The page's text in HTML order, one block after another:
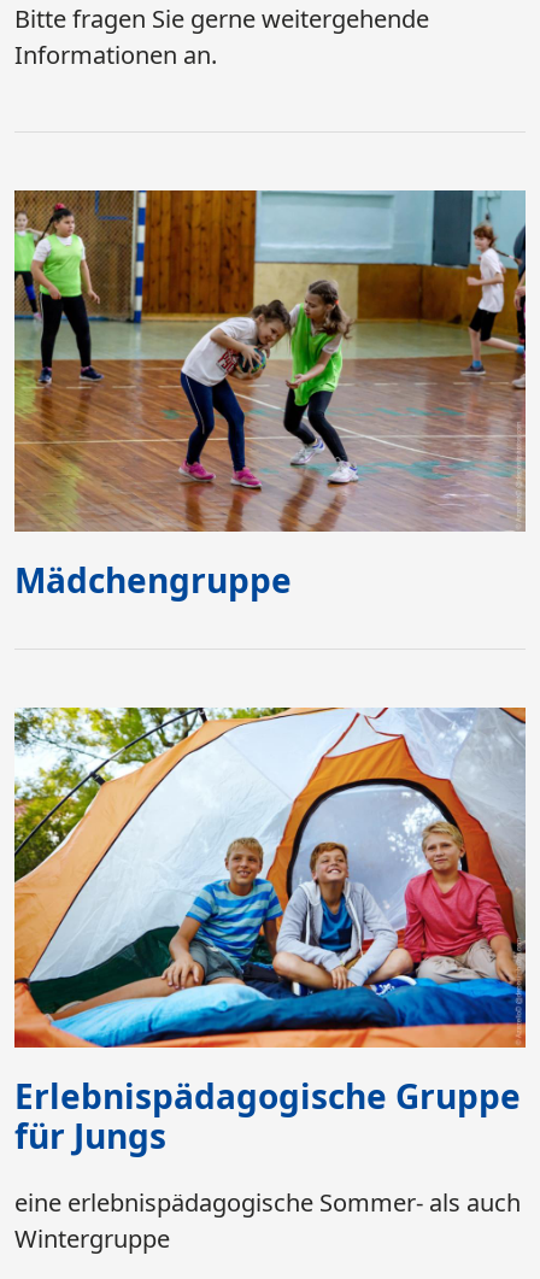
Bitte fragen Sie gerne weitergehende
Informationen an.
Mädchengruppe
Erlebnispädagogische Gruppe
für Jungs
eine erlebnispädagogische Sommer- als auch
Wintergruppe